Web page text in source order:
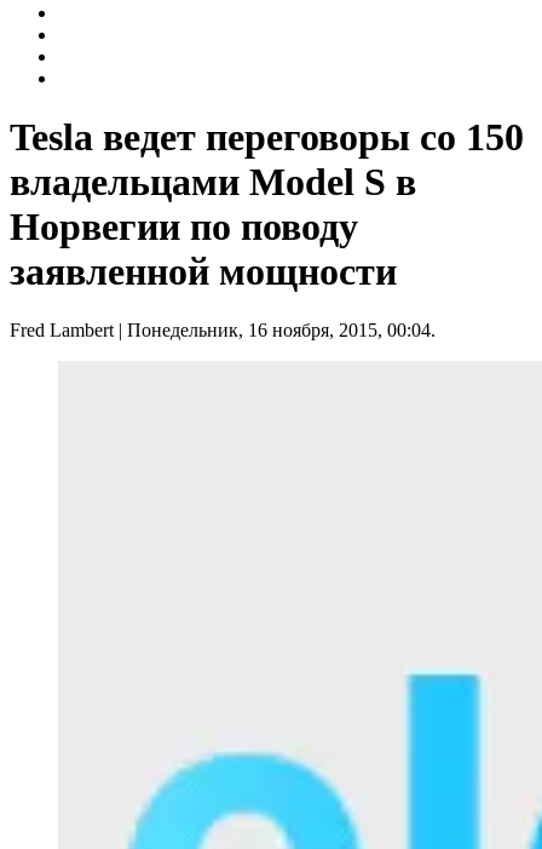
Tesla ведет переговоры со 150
владельцами Model S в
Норвегии по поводу
заявленной мощности
Fred Lambert| Понедельник, 16 ноября, 2015, 00:04.